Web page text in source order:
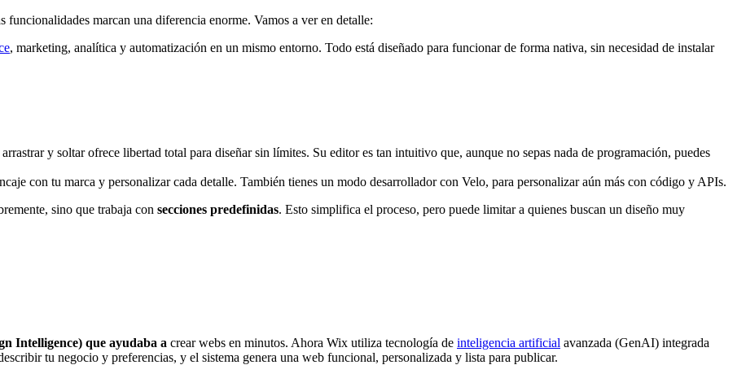
marcan una diferencia enorme. Vamos a ver en detalle:
, marketing, analítica y automatización en un mismo entorno. Todo está diseñado para funcionar de forma nativa, sin necesidad de instalar
y soltar ofrece libertad total para diseñar sin límites. Su editor es tan intuitivo que, aunque no sepas nada de programación, puedes
con tu marca y personalizar cada detalle. También tienes un modo desarrollador con Velo, para personalizar aún más con código y APIs.
sino que trabaja con secciones predefinidas. Esto simplifica el proceso, pero puede limitar a quienes buscan un diseño muy
Intelligence) que ayudaba a crear webs en minutos. Ahora Wix utiliza tecnología de inteligencia artificial avanzada (GenAI) integrada
tu negocio y preferencias, y el sistema genera una web funcional, personalizada y lista para publicar.